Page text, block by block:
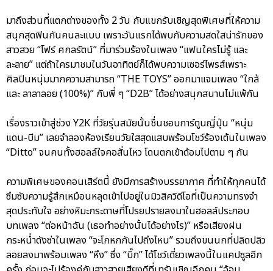
มาถึงส่วนที่แตกต่างของทั้ง 2 วัน กับแขกรับเชิญสุดพิเศษที่ให้ความ
สนุกสุดฟินกันคนละแบบ เพราะวันแรกได้พบกับความสดใสน่ารักของ
สาวสวย “โฟร์ ศกลรัตน์” ที่มาร่วมร้องในเพลง “แฟนใครไม่รู้ และ
ละลาย” แต่ถ้าใครมาชมในวันอาทิตย์ก็ได้พบความเซอร์ไพรส์เพราะ
ศิลปินหนุ่มมากความสามารถ “THE TOYS” ออกมาแจมเพลง “ใกล้
และ ลาลาลอย (100%)” กับพี่ ๆ “D2B” ได้อย่างสนุกสนานไม่แพ้กัน
เรื่องราวเข้าสู่ช่วง Y2K ที่วัยรุ่นสมัยนั้นชื่นชอบการ์ตูนญี่ปุ่น “หนุ่ม
แดน-บีม” เลยจำลองห้องเรียนวัยใสสุดแสบพร้อมโชว์ร้องเต้นในเพลง
“Ditto” จนคนทั้งฮอลล์ใจคอสั่นไหว โดนตกเข้าด้อมไปตาม ๆ กัน
ความพิเศษของคอนเสิร์ตนี้ ยังมีการสร้างบรรยากาศ ที่ทำให้ทุกคนได้
ซึมซับความรู้สึกเหมือนหลุดเข้าไปอยู่ในมิวสิควิดีโอที่เป็นความทรงจำ
สุดประทับใจ อย่างหิมะกระดาษที่โปรยปรายลงมาในฮอลล์ประกอบ
บทเพลง “ต่อหน้าฉัน (เธอทำอย่างนั้นได้อย่างไร)” หรือเสียงฝน
กระหน่ำดังซ่าในเพลง “จะโกหกกันไปถึงไหน” รวมถึงขนนกที่ปลิดปลิว
ลอยลงมาพร้อมเพลง “หึง” ซึ่ง “บิ๊ก” ได้โชว์เดี่ยวเพลงนี้ในแคปซูลอีก